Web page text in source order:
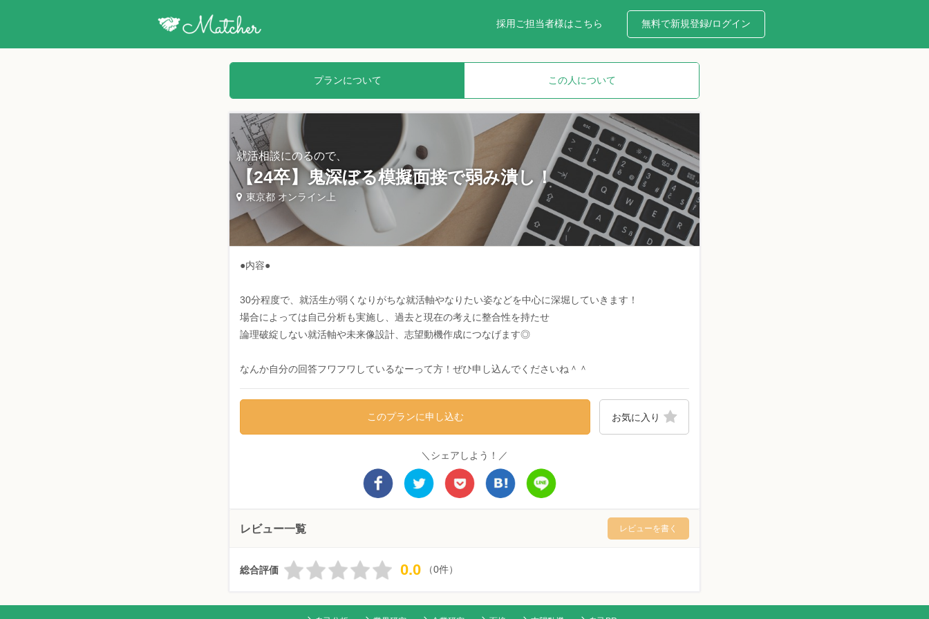
無料で新規登録/ログイン
採用ご担当者様はこちら
プランについて この人について
就活相談にのるので、
【24卒】鬼深ぼる模擬面接で弱み潰し！
東京都 オンライン上
●内容●
30分程度で、就活生が弱くなりがちな就活軸やなりたい姿などを中心に深堀していきます！
場合によっては自己分析も実施し、過去と現在の考えに整合性を持たせ
論理破綻しない就活軸や未来像設計、志望動機作成につなげます◎
なんか自分の回答フワフワしているなーって方！ぜひ申し込んでくださいね＾＾
このプランに申し込む お気に入り
＼シェアしよう！／
レビュー一覧 レビューを書く
総合評価 0.0 （0件）